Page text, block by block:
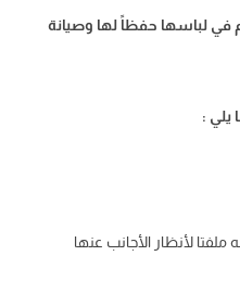
في لباسها حفظاً لها وصيانة
يلي :
لأنظار الأجانب عنها